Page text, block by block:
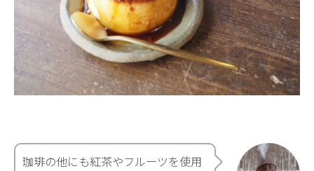
珈琲の他にも紅茶やフルーツを使用